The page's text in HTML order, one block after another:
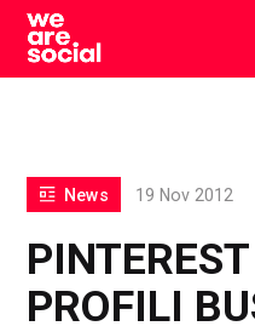
Skip
content
PROFILI
News 19 Nov 2012